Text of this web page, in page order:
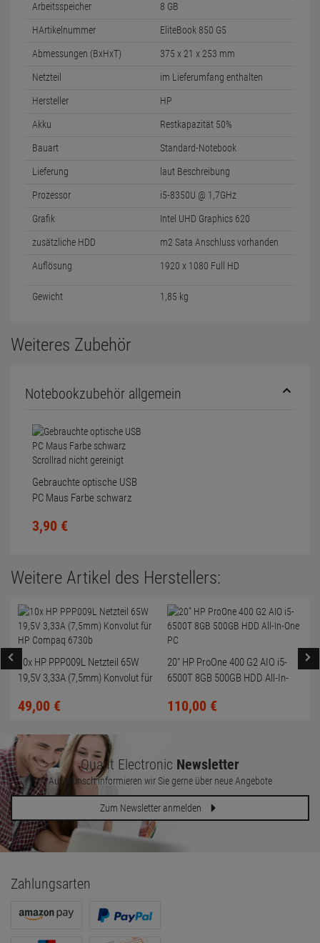
Arbeitsspeicher 8 GB
HArtikelnummer EliteBook 850 G5
Abmessungen (BxHxT) 375 x 21 x 253 mm
Netzteil im Lieferumfang enthalten
Hersteller HP
Akku Restkapazität 50%
Bauart Standard-Notebook
Lieferung laut Beschreibung
Prozessor i5-8350U @ 1,7GHz
Grafik Intel UHD Graphics 620
zusätzliche HDD m2 Sata Anschluss vorhanden
Auflösung 1920 x 1080 Full HD
Gewicht 1,85 kg
Weiteres Zubehör
Notebookzubehör allgemein
Gebrauchte optische USB
PC Maus Farbe schwarz
3,90 €
Weitere Artikel des Herstellers:
10x HP PPP009L Netzteil 65W
19,5V 3,33A (7,5mm) Konvolut für
49,00 €
20" HP ProOne 400 G2 AIO i5-
6500T 8GB 500GB HDD All-In-
110,00 €
Quant Electronic Newsletter
Auf Wunsch informieren wir Sie gerne über neue Angebote
Zum Newsletter anmelden
Zahlungsarten